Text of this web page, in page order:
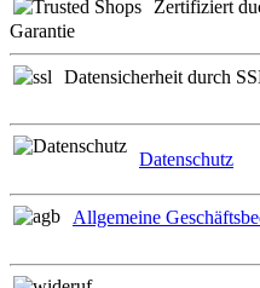
Zertifiziert
Garantie
Datensicherheit durch
Datenschutz
Allgemeine